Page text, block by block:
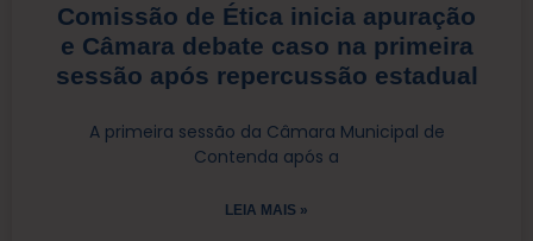
Comissão de Ética inicia apuração
e Câmara debate caso na primeira
sessão após repercussão estadual
A primeira sessão da Câmara Municipal de
Contenda após a
LEIA MAIS »